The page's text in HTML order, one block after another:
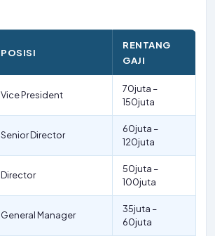
POSISI
RENTANG
GAJI
Vice President
70juta –
150juta
Senior Director
60juta –
120juta
Director
50juta –
100juta
General Manager
35juta –
60juta